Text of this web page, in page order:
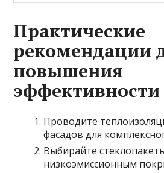
Практические
рекомендации
повышения
эффективности
Проводите
фасадов для
Выбирайте
низкоэмиссионным